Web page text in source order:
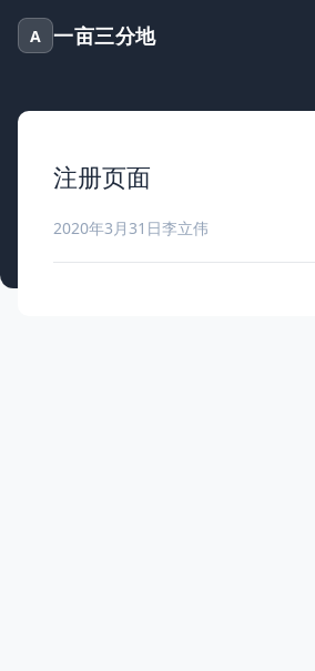
A 一亩三分地
注册页面
2020年3月31日李立伟